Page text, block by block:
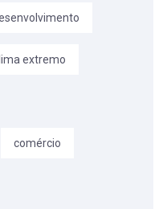
extremo
comércio